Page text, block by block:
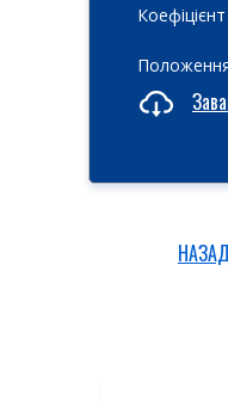
Коефіцієнт